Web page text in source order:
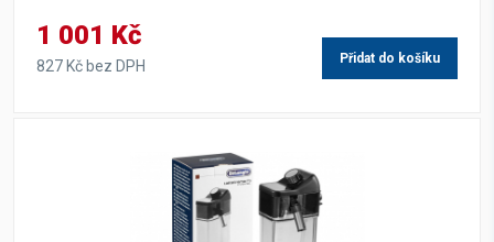
1 001 Kč
827 Kč bez DPH Přidat do košíku